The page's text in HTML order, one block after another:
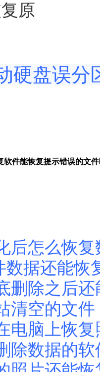
硬盘误分
软件能恢复提示错误的文
后怎么恢复
数据还能恢
删除之后
清空的文件
电脑上恢复
除数据的软